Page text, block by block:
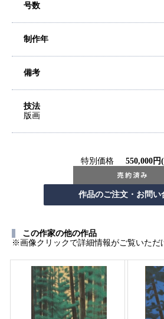
号数
制作年
備考
技法
版画
特別価格 550,000円
この作家の他の作品
※画像クリックで詳細情報がご覧いただ